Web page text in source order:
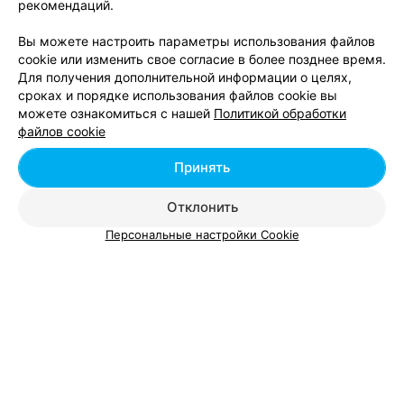
На сказанное что постоянный покупатель , что йогурт
звонил ! Её переговорить не возможно ! Ей слово она
десять в ответ , это не мы , этого не может быть и т.д .
Хотя достаточно было бы извиниться и всё , даже
возвращаться в магазин не хотелось из за этого , но
после такого разговора пусть люди знают какое
отношение в этом магазине к клиентам!
МАГАЗИН ВЕЛОСИПЕДОВ
Velobike
Минск, Игуменский тракт, 26 до 18:00
рекомендаций.
Вы можете настроить параметры использования файлов
cookie или изменить свое согласие в более позднее время.
Для получения дополнительной информации о целях,
сроках и порядке использования файлов cookie вы
можете ознакомиться с нашей Политикой обработки
файлов cookie
Отклонить
Принять
Персональные настройки Cookie